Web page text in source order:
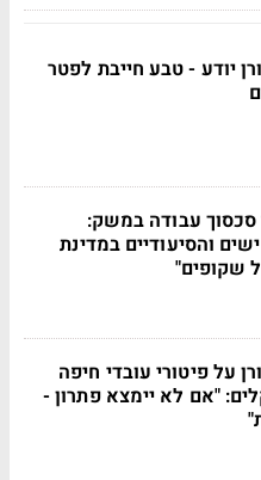
יודע - טבע חייבת לפטר
סכסוך עבודה במשק:
והסיעודיים במדינת
שקופים"
על פיטורי עובדי חיפה
"אם לא יימצא פתרון -